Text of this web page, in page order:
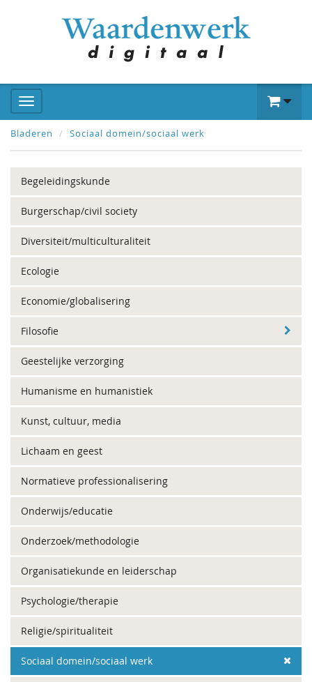
Bladeren Sociaal domein/sociaal werk
Begeleidingskunde
Burgerschap/civil society
Diversiteit/multiculturaliteit
Ecologie
Economie/globalisering
Filosofie
Geestelijke verzorging
Humanisme en humanistiek
Kunst, cultuur, media
Lichaam en geest
Normatieve professionalisering
Onderwijs/educatie
Onderzoek/methodologie
Organisatiekunde en leiderschap
Psychologie/therapie
Religie/spiritualiteit
Sociaal domein/sociaal werk